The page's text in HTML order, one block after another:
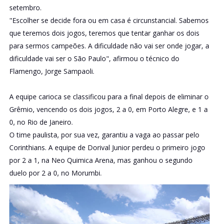
setembro.
"Escolher se decide fora ou em casa é circunstancial. Sabemos
que teremos dois jogos, teremos que tentar ganhar os dois
para sermos campeões. A dificuldade não vai ser onde jogar, a
dificuldade vai ser o São Paulo", afirmou o técnico do
Flamengo, Jorge Sampaoli.
A equipe carioca se classificou para a final depois de eliminar o
Grêmio, vencendo os dois jogos, 2 a 0, em Porto Alegre, e 1 a
0, no Rio de Janeiro.
O time paulista, por sua vez, garantiu a vaga ao passar pelo
Corinthians. A equipe de Dorival Junior perdeu o primeiro jogo
por 2 a 1, na Neo Quimica Arena, mas ganhou o segundo
duelo por 2 a 0, no Morumbi.